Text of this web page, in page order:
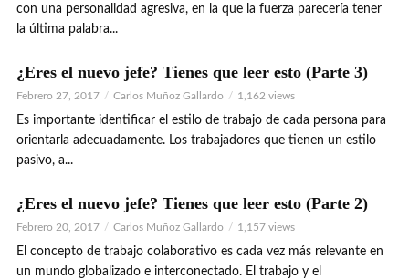
con una personalidad agresiva, en la que la fuerza parecería tener
la última palabra...
¿Eres el nuevo jefe? Tienes que leer esto (Parte 3)
Febrero 27, 2017 Carlos Muñoz Gallardo 1,162 views
Es importante identificar el estilo de trabajo de cada persona para
orientarla adecuadamente. Los trabajadores que tienen un estilo
pasivo, a...
¿Eres el nuevo jefe? Tienes que leer esto (Parte 2)
Febrero 20, 2017 Carlos Muñoz Gallardo 1,157 views
El concepto de trabajo colaborativo es cada vez más relevante en
un mundo globalizado e interconectado. El trabajo y el